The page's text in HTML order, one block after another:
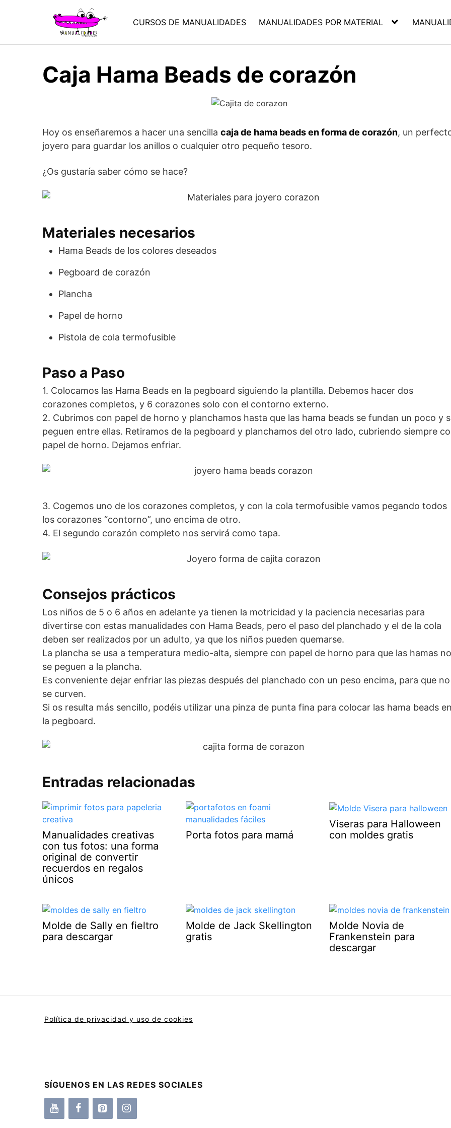
CURSOS DE MANUALIDADES MANUALIDADES POR MATERIAL
Caja Hama Beads de corazón
Hoy os enseñaremos a hacer una sencilla caja de hama beads en forma de corazón, un
joyero para guardar los anillos o cualquier otro pequeño tesoro.
¿Os gustaría saber cómo se hace?
Materiales necesarios
Hama Beads de los colores deseados
Pegboard de corazón
Plancha
Papel de horno
Pistola de cola termofusible
Paso a Paso
1. Colocamos las Hama Beads en la pegboard siguiendo la plantilla. Debemos hacer dos
corazones completos, y 6 corazones solo con el contorno externo.
2. Cubrimos con papel de horno y planchamos hasta que las hama beads se fundan un poco y
peguen entre ellas. Retiramos de la pegboard y planchamos del otro lado, cubriendo siempre
papel de horno. Dejamos enfriar.
3. Cogemos uno de los corazones completos, y con la cola termofusible vamos pegando todos
los corazones “contorno”, uno encima de otro.
4. El segundo corazón completo nos servirá como tapa.
Consejos prácticos
Los niños de 5 o 6 años en adelante ya tienen la motricidad y la paciencia necesarias para
divertirse con estas manualidades con Hama Beads, pero el paso del planchado y el de la cola
deben ser realizados por un adulto, ya que los niños pueden quemarse.
La plancha se usa a temperatura medio-alta, siempre con papel de horno para que las hamas no
se peguen a la plancha.
Es conveniente dejar enfriar las piezas después del planchado con un peso encima, para que no
se curven.
Si os resulta más sencillo, podéis utilizar una pinza de punta fina para colocar las hama beads
la pegboard.
Entradas relacionadas
Manualidades creativas
con tus fotos: una forma
original de convertir
recuerdos en regalos
únicos
Porta fotos para mamá
Viseras para Halloween
con moldes gratis
Molde de Sally en fieltro
para descargar
Molde de Jack Skellington
gratis
Molde Novia de
Frankenstein para
descargar
Política de privacidad y uso de cookies
SÍGUENOS EN LAS REDES SOCIALES